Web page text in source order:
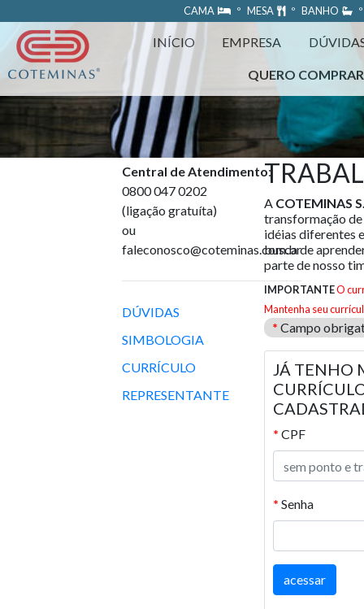
https://www.coteminas.com.br/desenv-web/htm11/
CAMA º MESA º BANHO
INÍCIO EMPRESA
QUERO COMPRAR
Central de Atendimento:
0800 047 0202
(ligação gratuíta)
ou
faleconosco@coteminas.com.br
DÚVIDAS
SIMBOLOGIA
CURRÍCULO
REPRESENTANTE
A COTEMINAS
transformação de
idéias diferentes
busca de
parte de nosso
IMPORTANTEO
Mantenha seu
* Campo
JÁ TENHO
* CPF
* Senha